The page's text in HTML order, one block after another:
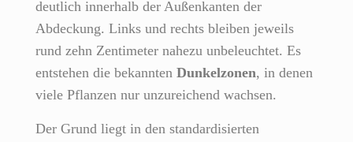
deutlich innerhalb der Außenkanten der
Abdeckung. Links und rechts bleiben jeweils
rund zehn Zentimeter nahezu unbeleuchtet. Es
entstehen die bekannten Dunkelzonen, in denen
viele Pflanzen nur unzureichend wachsen.
Der Grund liegt in den standardisierten